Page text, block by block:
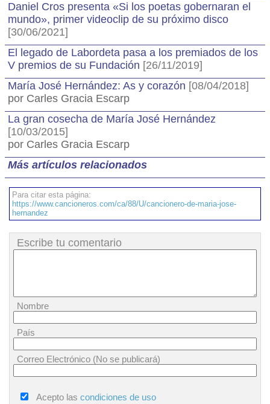
Daniel Cros presenta «Si los poetas gobernaran el
mundo», primer videoclip de su próximo disco
[30/06/2021]
El legado de Labordeta pasa a los premiados de los
V premios de su Fundación [26/11/2019]
María José Hernández: As y corazón [08/04/2018]
por Carles Gracia Escarp
La gran cosecha de María José Hernández
[10/03/2015]
por Carles Gracia Escarp
Más artículos relacionados
Para citar esta página:
https://www.cancioneros.com/ca/88/U/cancionero-de-maria-jose-
hernandez
Escribe tu comentario
Nombre
País
Correo Electrónico (No se publicará)
Acepto las condiciones de uso